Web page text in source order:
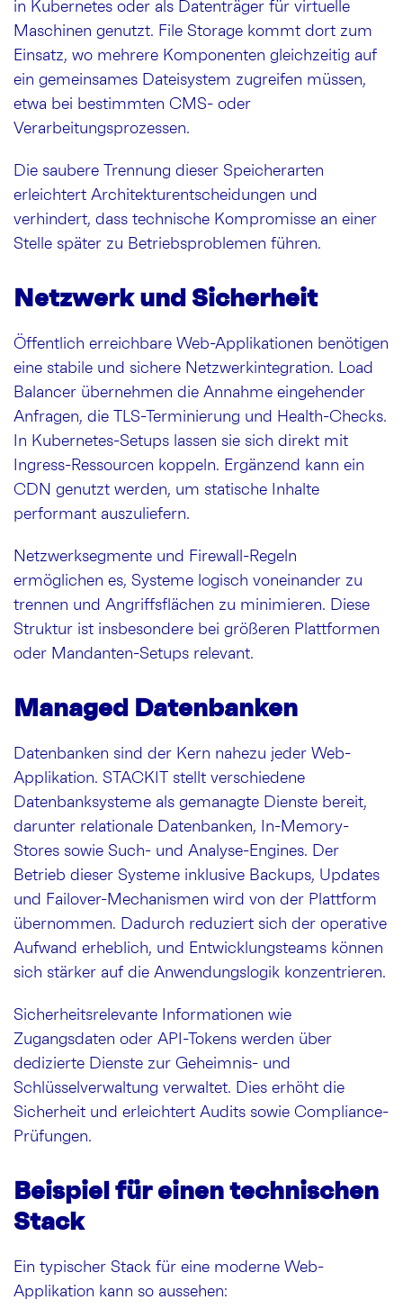
in Kubernetes oder als Datenträger für virtuelle
Maschinen genutzt. File Storage kommt dort zum
Einsatz, wo mehrere Komponenten gleichzeitig auf
ein gemeinsames Dateisystem zugreifen müssen,
etwa bei bestimmten CMS- oder
Verarbeitungsprozessen.
Die saubere Trennung dieser Speicherarten
erleichtert Architekturentscheidungen und
verhindert, dass technische Kompromisse an einer
Stelle später zu Betriebsproblemen führen.
Netzwerk und Sicherheit
Öffentlich erreichbare Web-Applikationen benötigen
eine stabile und sichere Netzwerkintegration. Load
Balancer übernehmen die Annahme eingehender
Anfragen, die TLS-Terminierung und Health-Checks.
In Kubernetes-Setups lassen sie sich direkt mit
Ingress-Ressourcen koppeln. Ergänzend kann ein
CDN genutzt werden, um statische Inhalte
performant auszuliefern.
Netzwerksegmente und Firewall-Regeln
ermöglichen es, Systeme logisch voneinander zu
trennen und Angriffsflächen zu minimieren. Diese
Struktur ist insbesondere bei größeren Plattformen
oder Mandanten-Setups relevant.
Managed Datenbanken
Datenbanken sind der Kern nahezu jeder Web-
Applikation. STACKIT stellt verschiedene
Datenbanksysteme als gemanagte Dienste bereit,
darunter relationale Datenbanken, In-Memory-
Stores sowie Such- und Analyse-Engines. Der
Betrieb dieser Systeme inklusive Backups, Updates
und Failover-Mechanismen wird von der Plattform
übernommen. Dadurch reduziert sich der operative
Aufwand erheblich, und Entwicklungsteams können
sich stärker auf die Anwendungslogik konzentrieren.
Sicherheitsrelevante Informationen wie
Zugangsdaten oder API-Tokens werden über
dedizierte Dienste zur Geheimnis- und
Schlüsselverwaltung verwaltet. Dies erhöht die
Sicherheit und erleichtert Audits sowie Compliance-
Prüfungen.
Beispiel für einen technischen
Stack
Ein typischer Stack für eine moderne Web-
Applikation kann so aussehen: